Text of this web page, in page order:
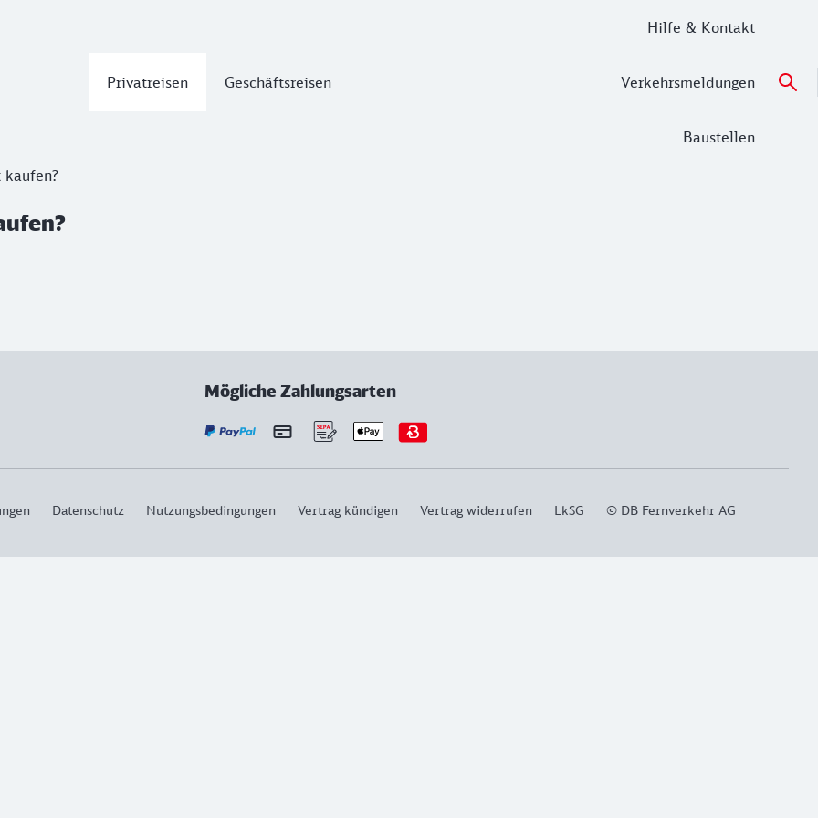
Privatreisen Geschäftsreisen
Hilfe & Kontakt
Verkehrsmeldungen
Baustellen
kaufen?
Mögliche Zahlungsarten
Datenschutz Nutzungsbedingungen Vertrag kündigen Vertrag widerrufen LkSG © DB Fernverkehr AG